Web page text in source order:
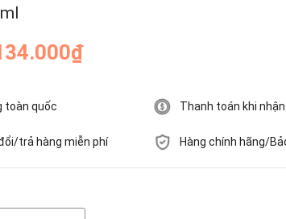
toàn quốc Thanh toán khi
trả hàng miễn phí Hàng chính hãng/